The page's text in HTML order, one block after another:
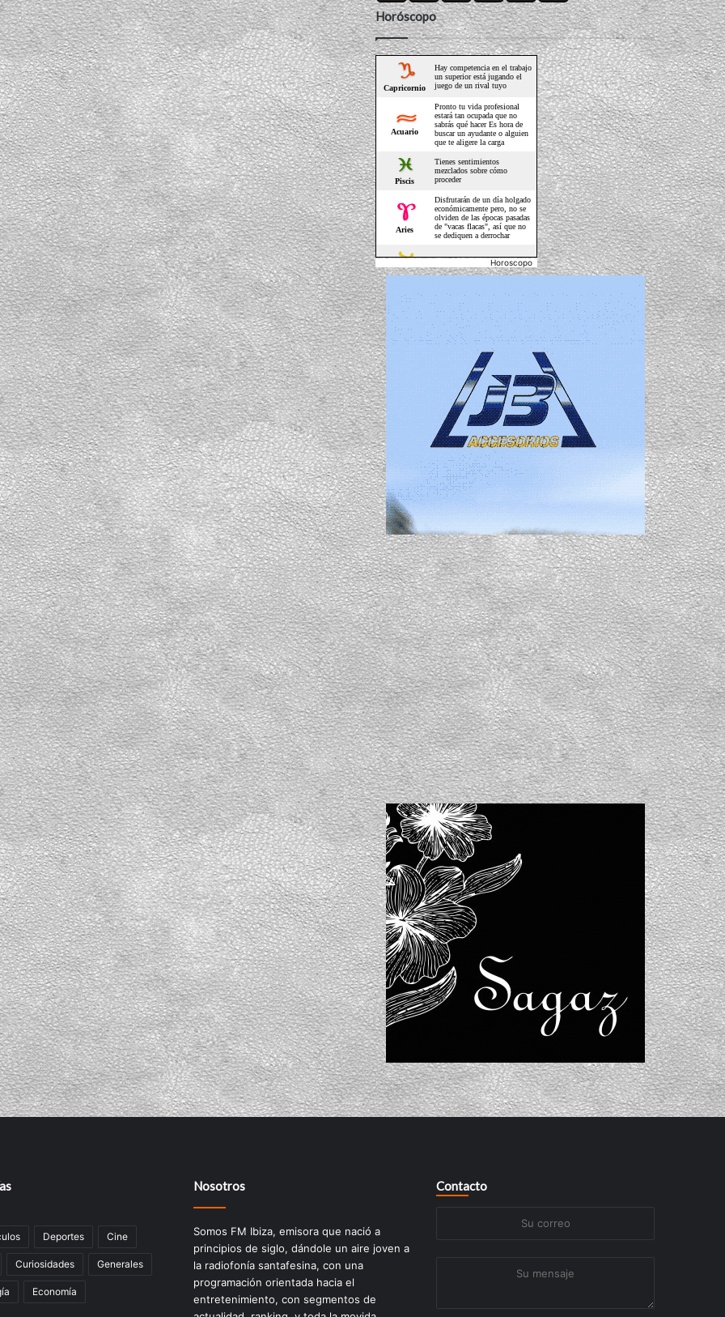
Horóscopo
Horoscopo
Deportes Cine
Curiosidades Generales
Economía
Nosotros
Somos FM Ibiza, emisora que nació a
principios de siglo, dándole un aire joven a
la radiofonía santafesina, con una
programación orientada hacia el
entretenimiento, con segmentos de
Contacto